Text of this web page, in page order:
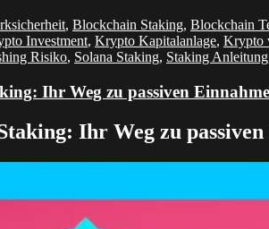
, Blockchain Staking, Blockchain
Investment, Krypto Kapitalanlage, Krypto
Risiko, Solana Staking, Staking Anleitung
Ihr Weg zu passiven
Ihr Weg zu